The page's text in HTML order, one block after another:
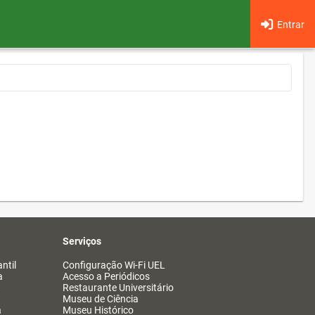
Entrar
Serviços
Configuração Wi-Fi UEL
Acesso a Periódicos
Restaurante Universitário
Museu de Ciência
Museu Histórico